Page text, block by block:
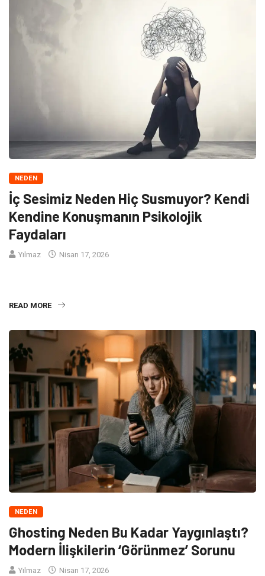
NEDEN
İç Sesimiz Neden Hiç Susmuyor? Kendi
Kendine Konuşmanın Psikolojik
Faydaları
Yılmaz Nisan 17, 2026
READ MORE
NEDEN
Ghosting Neden Bu Kadar Yaygınlaştı?
Modern İlişkilerin ‘Görünmez’ Sorunu
Yılmaz Nisan 17, 2026